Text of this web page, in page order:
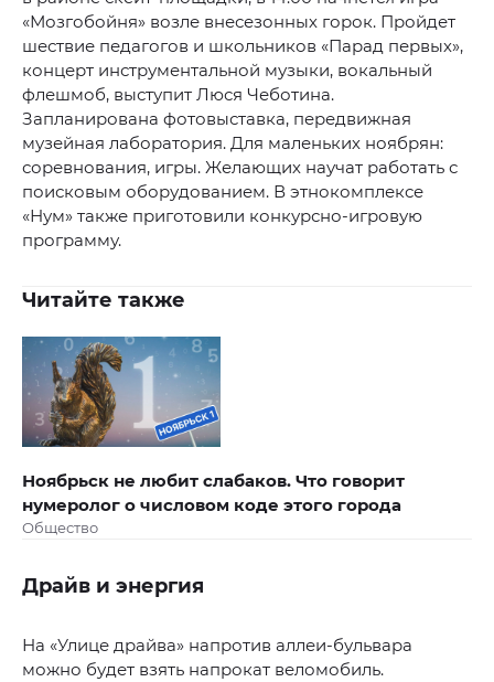
«Мозгобойня» возле внесезонных горок. Пройдет
шествие педагогов и школьников «Парад первых»,
концерт инструментальной музыки, вокальный
флешмоб, выступит Люся Чеботина.
Запланирована фотовыставка, передвижная
музейная лаборатория. Для маленьких ноябрян:
соревнования, игры. Желающих научат работать с
поисковым оборудованием. В этнокомплексе
«Нум» также приготовили конкурсно-игровую
программу.
Читайте также
Ноябрьск не любит слабаков. Что говорит
нумеролог о числовом коде этого города
Общество
Драйв и энергия
На «Улице драйва» напротив аллеи-бульвара
можно будет взять напрокат веломобиль.